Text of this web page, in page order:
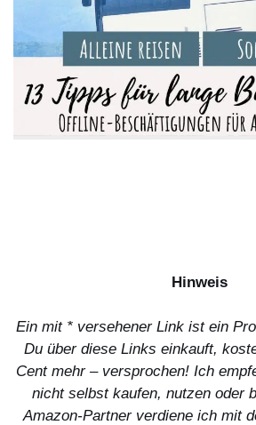
Hinweis
Ein mit * versehener Link ist ein
Du über diese Links einkauft,
Cent mehr – versprochen! Ich
nicht selbst kaufen, nutzen oder
Amazon-Partner verdiene ich mit